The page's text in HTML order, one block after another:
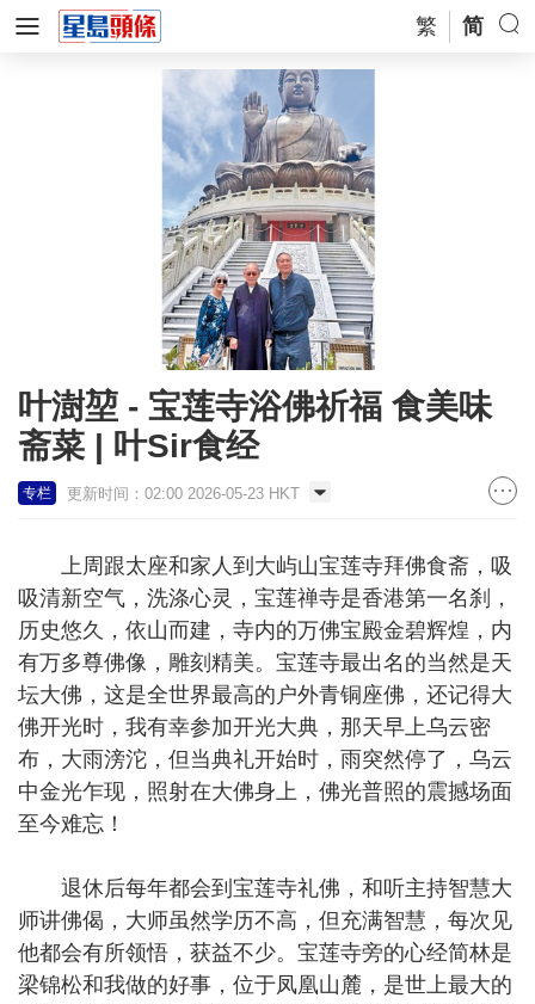
繁 简
叶澍堃 - 宝莲寺浴佛祈福 食美味
斋菜 | 叶Sir食经
专栏 更新时间：02:00 2026-05-23 HKT
上周跟太座和家人到大屿山宝莲寺拜佛食斋，吸
吸清新空气，洗涤心灵，宝莲禅寺是香港第一名刹，
历史悠久，依山而建，寺内的万佛宝殿金碧辉煌，内
有万多尊佛像，雕刻精美。宝莲寺最出名的当然是天
坛大佛，这是全世界最高的户外青铜座佛，还记得大
佛开光时，我有幸参加开光大典，那天早上乌云密
布，大雨滂沱，但当典礼开始时，雨突然停了，乌云
中金光乍现，照射在大佛身上，佛光普照的震撼场面
至今难忘！
退休后每年都会到宝莲寺礼佛，和听主持智慧大
师讲佛偈，大师虽然学历不高，但充满智慧，每次见
他都会有所领悟，获益不少。宝莲寺旁的心经简林是
梁锦松和我做的好事，位于凤凰山麓，是世上最大的